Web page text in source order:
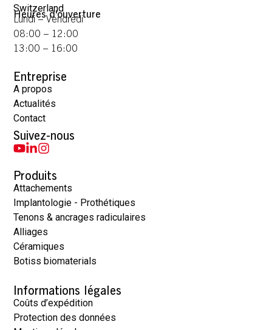
Switzerland
Heures d'ouverture
Lundi – Vendredi
08:00 – 12:00
13:00 – 16:00
Entreprise
A propos
Actualités
Contact
Suivez-nous
Produits
Attachements
Implantologie - Prothétiques
Tenons & ancrages radiculaires
Alliages
Céramiques
Botiss biomaterials
Informations légales
Coûts d’expédition
Protection des données